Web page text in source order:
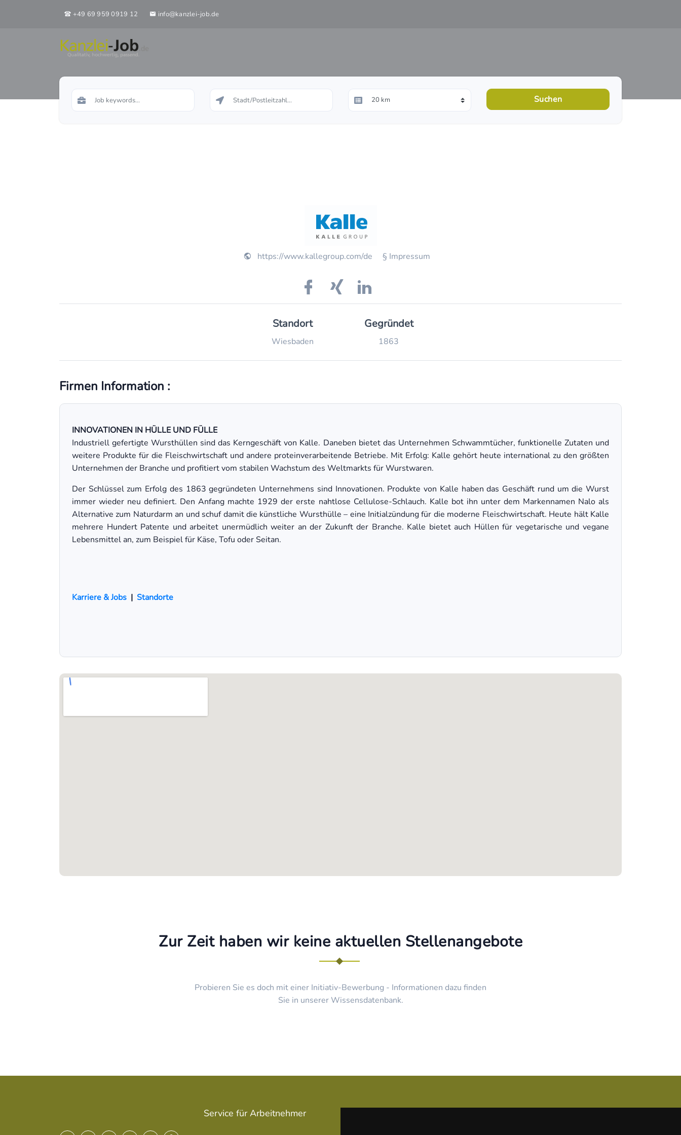
+49 69 959 0919 12 info@kanzlei-job.de
https://www.kallegroup.com/de § Impressum
Standort
Wiesbaden
Gegründet
1863
Firmen Information :
INNOVATIONEN IN HÜLLE UND FÜLLE
Industriell gefertigte Wursthüllen sind das Kerngeschäft von Kalle. Daneben bietet das Unternehmen Schwammtücher, funktionelle Zutaten und
weitere Produkte für die Fleischwirtschaft und andere proteinverarbeitende Betriebe. Mit Erfolg: Kalle gehört heute international zu den größten
Unternehmen der Branche und profitiert vom stabilen Wachstum des Weltmarkts für Wurstwaren.
Der Schlüssel zum Erfolg des 1863 gegründeten Unternehmens sind Innovationen. Produkte von Kalle haben das Geschäft rund um die Wurst
immer wieder neu definiert. Den Anfang machte 1929 der erste nahtlose Cellulose-Schlauch. Kalle bot ihn unter dem Markennamen Nalo als
Alternative zum Naturdarm an und schuf damit die künstliche Wursthülle – eine Initialzündung für die moderne Fleischwirtschaft. Heute hält Kalle
mehrere Hundert Patente und arbeitet unermüdlich weiter an der Zukunft der Branche. Kalle bietet auch Hüllen für vegetarische und vegane
Lebensmittel an, zum Beispiel für Käse, Tofu oder Seitan.
Karriere & Jobs | Standorte
Zur Zeit haben wir keine aktuellen Stellenangebote
Probieren Sie es doch mit einer Initiativ-Bewerbung - Informationen dazu finden
Sie in unserer Wissensdatenbank.
Service für Arbeitnehmer